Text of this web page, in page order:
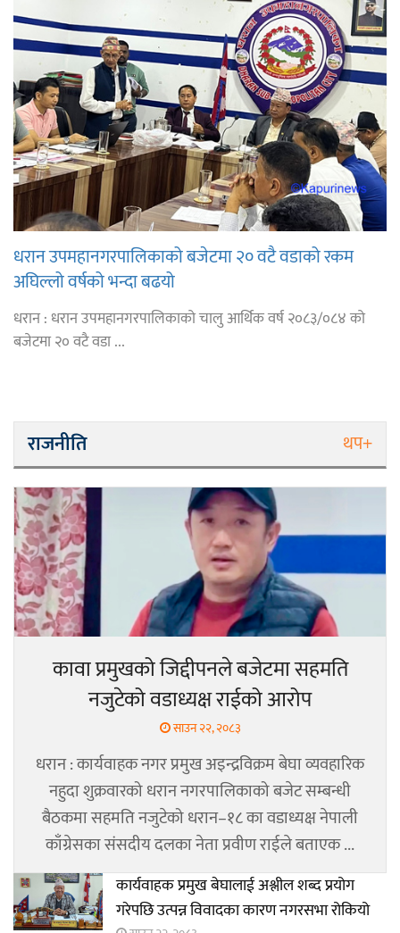
धरान उपमहानगरपालिकाको बजेटमा २० वटै वडाको रकम
अघिल्लो वर्षको भन्दा बढयो
धरान : धरान उपमहानगरपालिकाको चालु आर्थिक वर्ष २०८३/०८४ को
बजेटमा २० वटै वडा ...
राजनीति थप+
कावा प्रमुखको जिद्दीपनले बजेटमा सहमति
नजुटेको वडाध्यक्ष राईको आरोप
साउन २२, २०८३
धरान : कार्यवाहक नगर प्रमुख अइन्द्रविक्रम बेघा व्यवहारिक
नहुदा शुक्रवारको धरान नगरपालिकाको बजेट सम्बन्धी
बैठकमा सहमति नजुटेको धरान–१८ का वडाध्यक्ष नेपाली
काँग्रेसका संसदीय दलका नेता प्रवीण राईले बताएक ...
कार्यवाहक प्रमुख बेघालाई अश्लील शब्द प्रयोग
गरेपछि उत्पन्न विवादका कारण नगरसभा रोकियो